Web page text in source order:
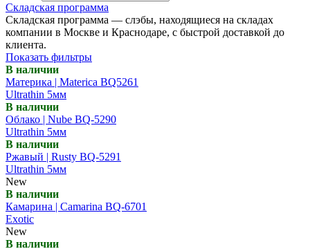
Складская программа
Складская программа — слэбы, находящиеся на складах
компании в Москве и Краснодаре, с быстрой доставкой до
клиента.
Показать фильтры
В наличии
Материка | Materica BQ5261
Ultrathin 5мм
В наличии
Облако | Nube BQ-5290
Ultrathin 5мм
В наличии
Ржавый | Rusty BQ-5291
Ultrathin 5мм
New
В наличии
Камарина | Camarina BQ-6701
Exotic
New
В наличии